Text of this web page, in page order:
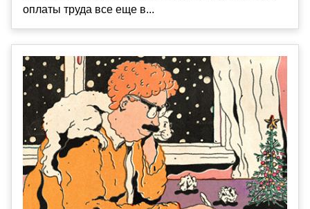
оплаты труда все еще в...